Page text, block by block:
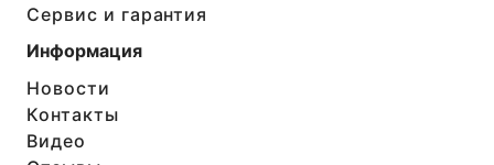
Сервис и гарантия
Информация
Новости
Контакты
Видео